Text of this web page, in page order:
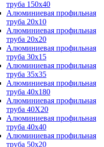
труба 150х40
Алюминиевая профильная
труба 20х10
Алюминиевая профильная
труба 20х20
Алюминиевая профильная
труба 30х15
Алюминиевая профильная
труба 35х35
Алюминиевая профильная
труба 40х180
Алюминиевая профильная
труба 40Х20
Алюминиевая профильная
труба 40х40
Алюминиевая профильная
труба 50х20